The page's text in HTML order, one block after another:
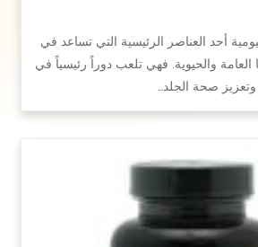
أحد العناصر الرئيسية التي تساعد في
والحيوية. فهي تلعب دوراً رئيسياً في
وتعزيز صحة الجلد…